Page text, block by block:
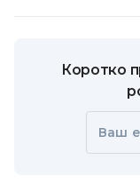
Коротко
Ваш